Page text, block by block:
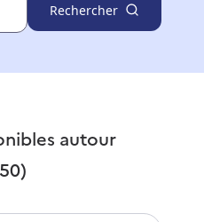
Rechercher
autour